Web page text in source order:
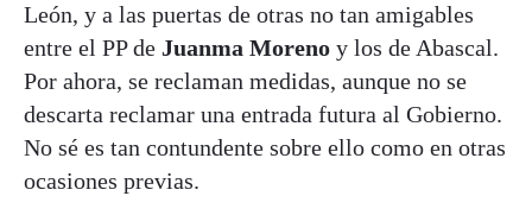
León, y a las puertas de otras no tan amigables
entre el PP de Juanma Moreno y los de Abascal.
Por ahora, se reclaman medidas, aunque no se
descarta reclamar una entrada futura al Gobierno.
No sé es tan contundente sobre ello como en otras
ocasiones previas.